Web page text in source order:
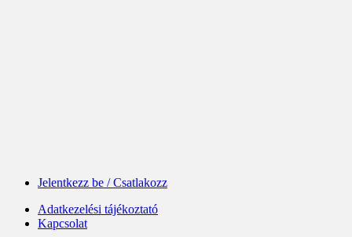
Jelentkezz be / Csatlakozz
Adatkezelési tájékoztató
Kapcsolat